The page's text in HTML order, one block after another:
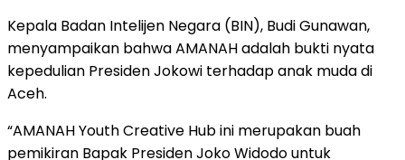
Kepala Badan Intelijen Negara (BIN), Budi Gunawan,
menyampaikan bahwa AMANAH adalah bukti nyata
kepedulian Presiden Jokowi terhadap anak muda di
Aceh.
“AMANAH Youth Creative Hub ini merupakan buah
pemikiran Bapak Presiden Joko Widodo untuk